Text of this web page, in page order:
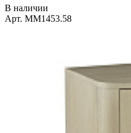
В наличии
Арт. MM1453.58